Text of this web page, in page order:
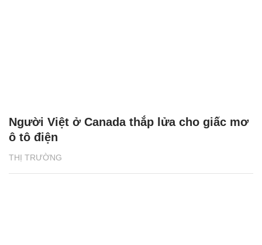
THỊ TRƯỜNG
Người Việt ở Canada thắp lửa cho giấc mơ
ô tô điện